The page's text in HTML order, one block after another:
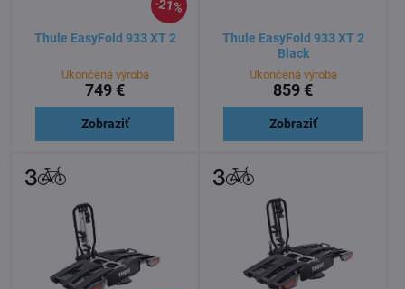
21%
Thule EasyFold 933 XT 2
Ukončená výroba
749 €
Zobraziť
Thule EasyFold 933 XT 2
Black
Ukončená výroba
859 €
Zobraziť